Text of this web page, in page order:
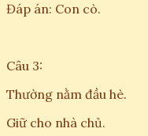
Đáp án: Con cò.
Câu 3:
Thường nằm đầu hè.
Giữ cho nhà chủ.